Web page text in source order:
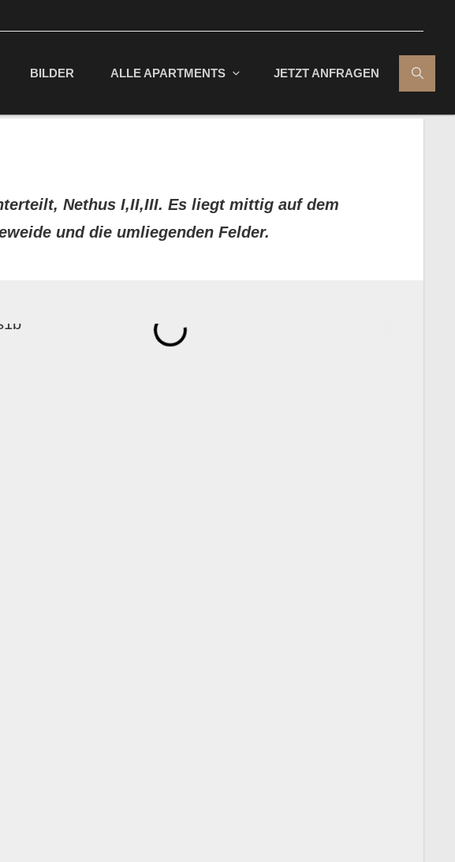
BILDER ALLE APARTMENTS JETZT ANFRAGEN
Nethus I,II,III. Es liegt mittig auf dem
und die umliegenden Felder.